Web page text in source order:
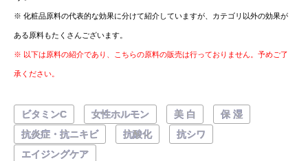
※ 化粧品原料の代表的な効果に分けて紹介していますが、カテゴリ以外の効果が
ある原料もたくさんございます。
※ 以下は原料の紹介であり、こちらの原料の販売は行っておりません。予めご了
承ください。
ビタミンC 女性ホルモン 美 白
保 湿
抗炎症・抗ニキビ
抗酸化
抗シワ
エイジングケア